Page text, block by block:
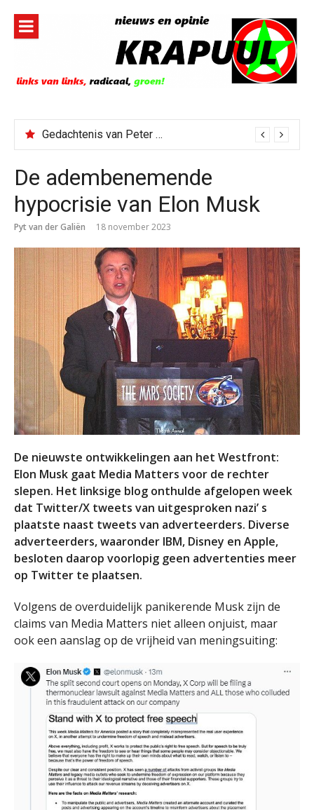
inhoud
Gedachtenis van Peter Faber
De adembenemende
hypocrisie van Elon Musk
Pyt van der Galiën 18 november 2023
De nieuwste ontwikkelingen aan het Westfront:
Elon Musk gaat Media Matters voor de rechter
slepen. Het linksige blog onthulde afgelopen week
dat Twitter/X tweets van uitgesproken nazi’ s
plaatste naast tweets van adverteerders. Diverse
adverteerders, waaronder IBM, Disney en Apple,
besloten daarop voorlopig geen advertenties meer
op Twitter te plaatsen.
Volgens de overduidelijk panikerende Musk zijn de
claims van Media Matters niet alleen onjuist, maar
ook een aanslag op de vrijheid van meningsuiting: